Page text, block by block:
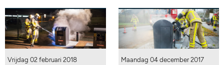
Vrijdag 02 februari 2018 Maandag 04 december 2017